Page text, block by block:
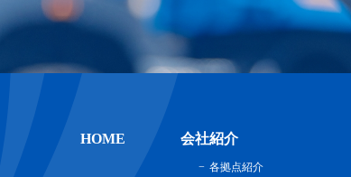
HOME 会社紹介
各拠点紹介